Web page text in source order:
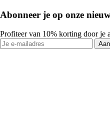
Abonneer je op onze
Profiteer van 10% korting door je